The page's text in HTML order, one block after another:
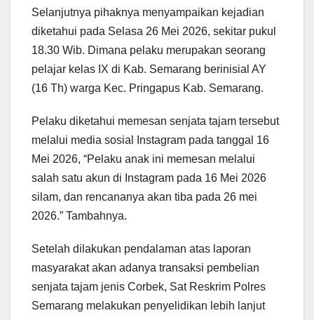
Selanjutnya pihaknya menyampaikan kejadian
diketahui pada Selasa 26 Mei 2026, sekitar pukul
18.30 Wib. Dimana pelaku merupakan seorang
pelajar kelas IX di Kab. Semarang berinisial AY
(16 Th) warga Kec. Pringapus Kab. Semarang.
Pelaku diketahui memesan senjata tajam tersebut
melalui media sosial Instagram pada tanggal 16
Mei 2026, “Pelaku anak ini memesan melalui
salah satu akun di Instagram pada 16 Mei 2026
silam, dan rencananya akan tiba pada 26 mei
2026.” Tambahnya.
Setelah dilakukan pendalaman atas laporan
masyarakat akan adanya transaksi pembelian
senjata tajam jenis Corbek, Sat Reskrim Polres
Semarang melakukan penyelidikan lebih lanjut